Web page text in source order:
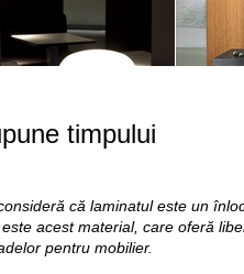
timpului
că laminatul este un
acest material, care oferă
pentru mobilier.